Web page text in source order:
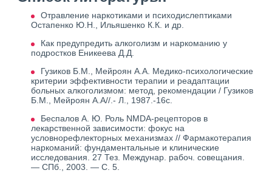
Отравление наркотиками и психодислептиками
Остапенко Ю.Н., Ильяшенко К.К. и др.
Как предупредить алкоголизм и наркоманию у
подростков Еникеева Д.Д.
Гузиков Б.М., Мейроян А.А. Медико-психологические
критерии эффективности терапии и реадаптации
больных алкоголизмом: метод, рекомендации / Гузиков
Б.М., Мейроян А.А//.- Л., 1987.-16с.
Беспалов А. Ю. Роль NMDA-рецепторов в
лекарственной зависимости: фокус на
условнорефлекторных механизмах // Фармакотерапия
наркоманий: фундаментальные и клинические
исследования. 27 Тез. Междунар. рабоч. совещания.
— СПб., 2003. — С. 5.